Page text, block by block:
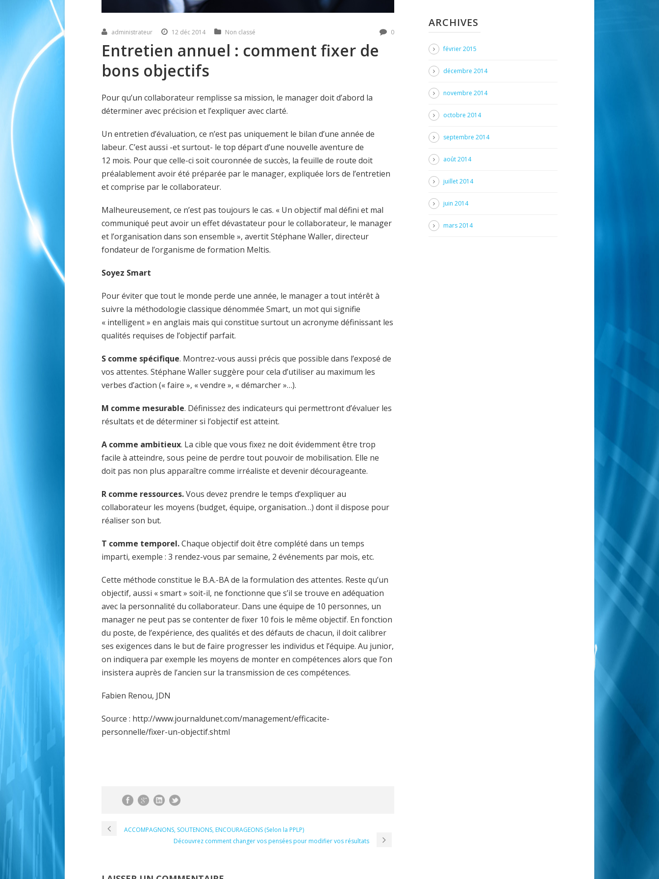
administrateur 12 déc 2014 Non classé 0
Entretien annuel : comment fixer de
bons objectifs
Pour qu’un collaborateur remplisse sa mission, le manager doit d’abord la
déterminer avec précision et l’expliquer avec clarté.
Un entretien d’évaluation, ce n’est pas uniquement le bilan d’une année de
labeur. C’est aussi -et surtout- le top départ d’une nouvelle aventure de
12 mois. Pour que celle-ci soit couronnée de succès, la feuille de route doit
préalablement avoir été préparée par le manager, expliquée lors de l’entretien
et comprise par le collaborateur.
Malheureusement, ce n’est pas toujours le cas. « Un objectif mal défini et mal
communiqué peut avoir un effet dévastateur pour le collaborateur, le manager
et l’organisation dans son ensemble », avertit Stéphane Waller, directeur
fondateur de l’organisme de formation Meltis.
Soyez Smart
Pour éviter que tout le monde perde une année, le manager a tout intérêt à
suivre la méthodologie classique dénommée Smart, un mot qui signifie
« intelligent » en anglais mais qui constitue surtout un acronyme définissant les
qualités requises de l’objectif parfait.
S comme spécifique. Montrez-vous aussi précis que possible dans l’exposé de
vos attentes. Stéphane Waller suggère pour cela d’utiliser au maximum les
verbes d’action (« faire », « vendre », « démarcher »…).
M comme mesurable. Définissez des indicateurs qui permettront d’évaluer les
résultats et de déterminer si l’objectif est atteint.
A comme ambitieux. La cible que vous fixez ne doit évidemment être trop
facile à atteindre, sous peine de perdre tout pouvoir de mobilisation. Elle ne
doit pas non plus apparaître comme irréaliste et devenir décourageante.
R comme ressources.Vous devez prendre le temps d’expliquer au
collaborateur les moyens (budget, équipe, organisation…) dont il dispose pour
réaliser son but.
T comme temporel.Chaque objectif doit être complété dans un temps
imparti, exemple : 3 rendez-vous par semaine, 2 événements par mois, etc.
Cette méthode constitue le B.A.-BA de la formulation des attentes. Reste qu’un
objectif, aussi « smart » soit-il, ne fonctionne que s’il se trouve en adéquation
avec la personnalité du collaborateur. Dans une équipe de 10 personnes, un
manager ne peut pas se contenter de fixer 10 fois le même objectif. En fonction
du poste, de l’expérience, des qualités et des défauts de chacun, il doit calibrer
ses exigences dans le but de faire progresser les individus et l’équipe. Au junior,
on indiquera par exemple les moyens de monter en compétences alors que l’on
insistera auprès de l’ancien sur la transmission de ces compétences.
Fabien Renou, JDN
Source : http://www.journaldunet.com/management/efficacite-
personnelle/fixer-un-objectif.shtml
ACCOMPAGNONS, SOUTENONS, ENCOURAGEONS (Selon la PPLP)
Découvrez comment changer vos pensées pour modifier vos résultats
ARCHIVES
février 2015
décembre 2014
novembre 2014
octobre 2014
septembre 2014
août 2014
juillet 2014
juin 2014
mars 2014